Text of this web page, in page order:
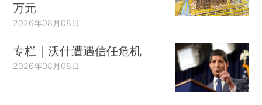
万元
2026年08月08日
专栏｜沃什遭遇信任危机
2026年08月08日